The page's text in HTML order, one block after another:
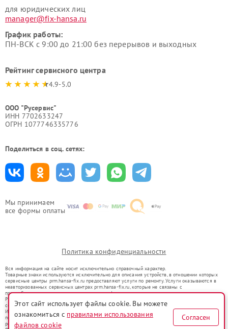
Мы принимаем
все формы оплаты
для юридических лиц
manager@fix-hansa.ru
График работы:
ПН-ВСК с 9:00 до 21:00 без перерывов и выходных
Рейтинг сервисного центра
4.9-5.0
ООО "Русервис"
ИНН 7702633247
ОГРН 1077746335776
Поделиться в соц. сетях:
Политика конфиденциальности
Вся информация на сайте носит исключительно справочный характер.
Товарные знаки используются исключительно для описания устройств, в отношении которых
сервисные центры prm.hansa-fix.ru предоставляют услуги по ремонту. Услуги оказываются в
неавторизованных сервисных центрах prm.hansa-fix.ru, которые не связаны с
правообладателями товарных знаков или их официальными представителями.
Ремонт осуществляется для устройств, уже введенных в гражданский оборот в соответствии
со статьей 1487 ГК РФ.
Использование товарных знаков не преследует цели индивидуализации услуг или введения
потребителей в заблуждение, а служит для информирования о предоставляемых услугах по
ремонту техники указанных брендов.
Этот сайт использует файлы cookie. Вы можете
ознакомиться с правилами использования
файлов cookie
Согласен